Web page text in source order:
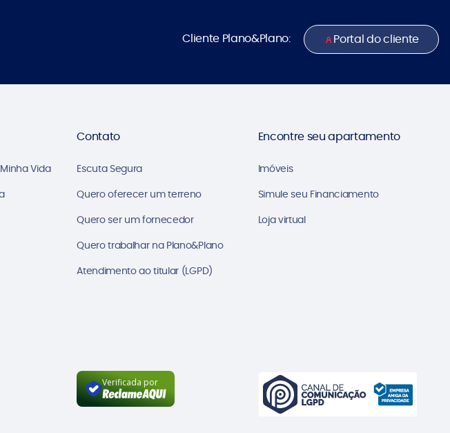
Cliente Plano&Plano: Portal do cliente
Vida
Contato
Escuta Segura
Quero oferecer um terreno
Quero ser um fornecedor
Quero trabalhar na Plano&Plano
Atendimento ao titular (LGPD)
Encontre seu apartamento
Imóveis
Simule seu Financiamento
Loja virtual
Verificada por